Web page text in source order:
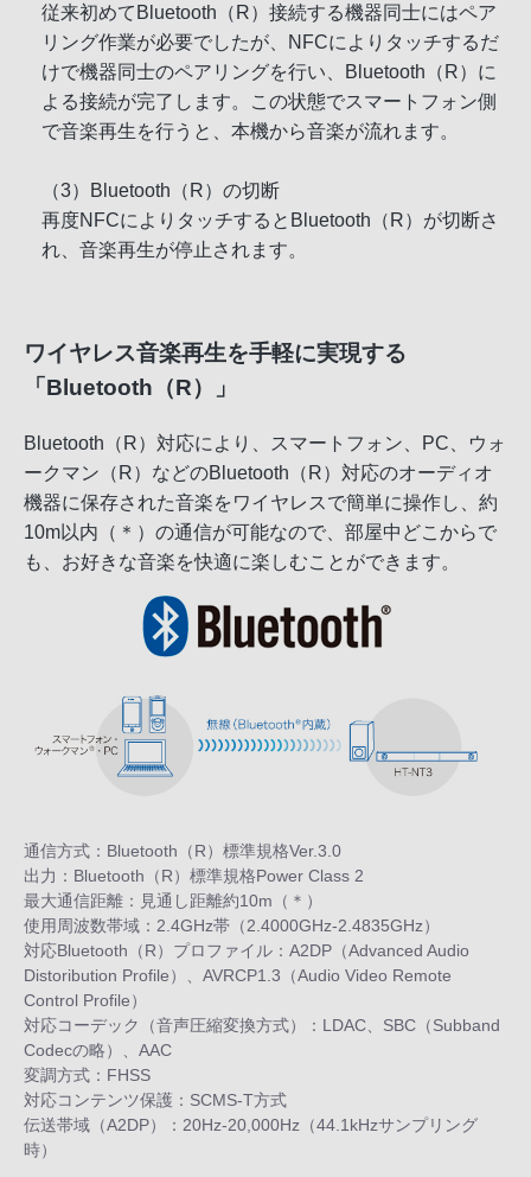
従来初めてBluetooth（R）接続する機器同士にはペア
リング作業が必要でしたが、NFCによりタッチするだ
けで機器同士のペアリングを行い、Bluetooth（R）に
よる接続が完了します。この状態でスマートフォン側
で音楽再生を行うと、本機から音楽が流れます。
（3）Bluetooth（R）の切断
再度NFCによりタッチするとBluetooth（R）が切断さ
れ、音楽再生が停止されます。
ワイヤレス音楽再生を手軽に実現する
「Bluetooth（R）」
Bluetooth（R）対応により、スマートフォン、PC、ウォ
ークマン（R）などのBluetooth（R）対応のオーディオ
機器に保存された音楽をワイヤレスで簡単に操作し、約
10m以内（＊）の通信が可能なので、部屋中どこからで
も、お好きな音楽を快適に楽しむことができます。
通信方式：Bluetooth（R）標準規格Ver.3.0
出力：Bluetooth（R）標準規格Power Class 2
最大通信距離：見通し距離約10m（＊）
使用周波数帯域：2.4GHz帯（2.4000GHz-2.4835GHz）
対応Bluetooth（R）プロファイル：A2DP（Advanced Audio
Distoribution Profile）、AVRCP1.3（Audio Video Remote
Control Profile）
対応コーデック（音声圧縮変換方式）：LDAC、SBC（Subband
Codecの略）、AAC
変調方式：FHSS
対応コンテンツ保護：SCMS-T方式
伝送帯域（A2DP）：20Hz-20,000Hz（44.1kHzサンプリング
時）